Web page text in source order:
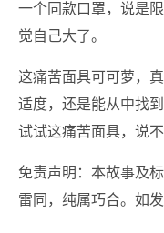
一个同款口罩，说是
觉自己大了。
这痛苦面具可可萝，
适度，还是能从中找
试试这痛苦面具，说
免责声明：本故事及
雷同，纯属巧合。如